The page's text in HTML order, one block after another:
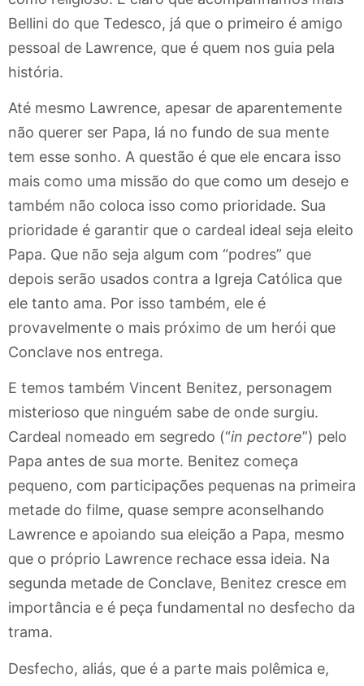
Bellini do que Tedesco, já que o primeiro é amigo
pessoal de Lawrence, que é quem nos guia pela
história.
Até mesmo Lawrence, apesar de aparentemente
não querer ser Papa, lá no fundo de sua mente
tem esse sonho. A questão é que ele encara isso
mais como uma missão do que como um desejo e
também não coloca isso como prioridade. Sua
prioridade é garantir que o cardeal ideal seja eleito
Papa. Que não seja algum com “podres” que
depois serão usados contra a Igreja Católica que
ele tanto ama. Por isso também, ele é
provavelmente o mais próximo de um herói que
Conclave nos entrega.
E temos também Vincent Benitez, personagem
misterioso que ninguém sabe de onde surgiu.
Cardeal nomeado em segredo (“in pectore”) pelo
Papa antes de sua morte. Benitez começa
pequeno, com participações pequenas na primeira
metade do filme, quase sempre aconselhando
Lawrence e apoiando sua eleição a Papa, mesmo
que o próprio Lawrence rechace essa ideia. Na
segunda metade de Conclave, Benitez cresce em
importância e é peça fundamental no desfecho da
trama.
Desfecho, aliás, que é a parte mais polêmica e,